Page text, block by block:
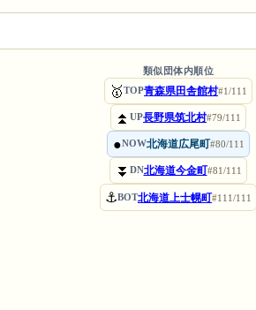
類似団体内順位
🥇TOP青森県田舎館村#1/111
⏫ UP長野県筑北村#79/111
●NOW北海道広尾町#80/111
⏬ DN北海道今金町#81/111
⚓BOT北海道上士幌町#111/111